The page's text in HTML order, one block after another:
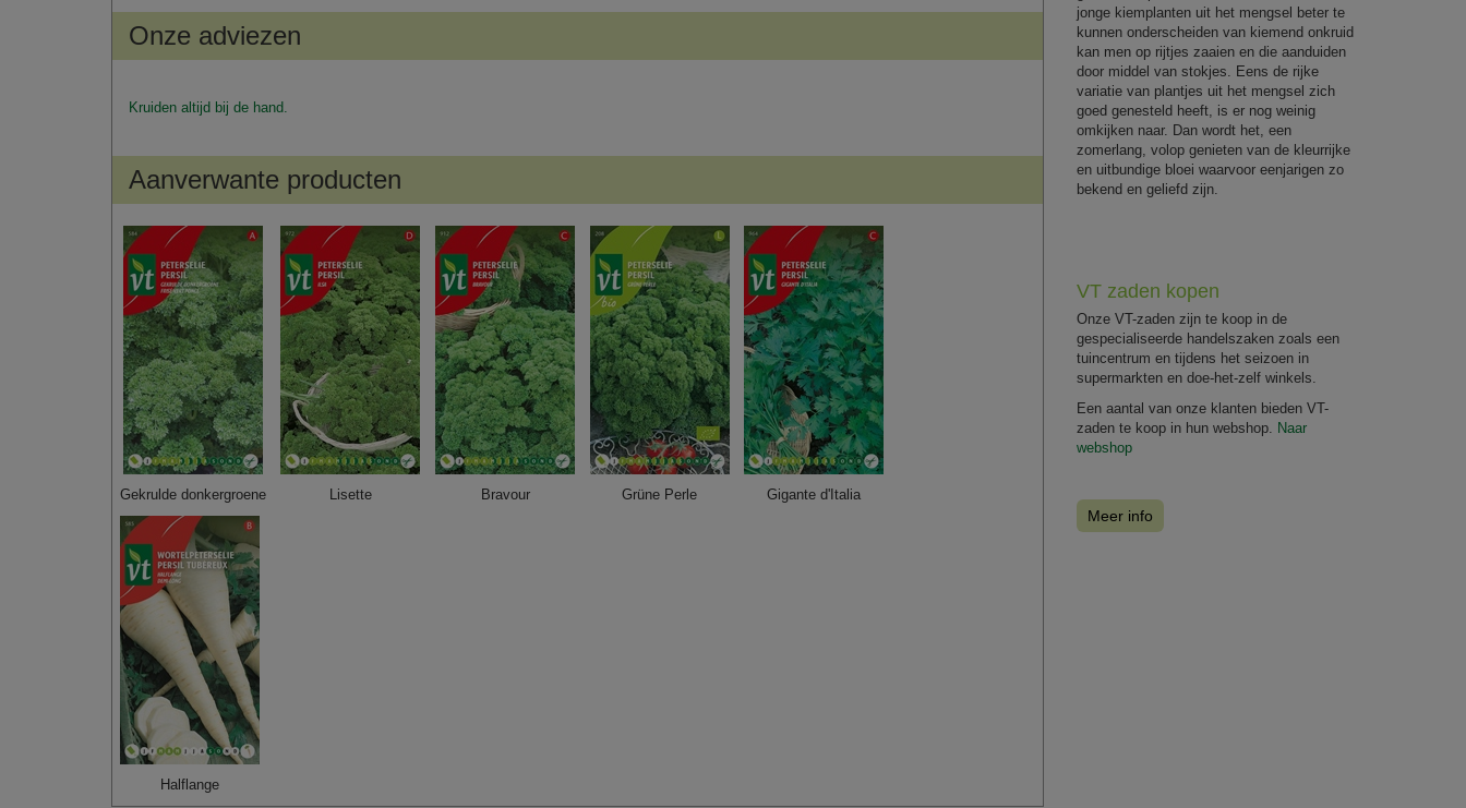
Onze adviezen
Kruiden altijd bij de hand.
Aanverwante producten
Gekrulde donkergroene Lisette Bravour Grüne Perle Gigante d'Italia
Halflange
jonge kiemplanten uit het mengsel beter te
kunnen onderscheiden van kiemend onkruid
kan men op rijtjes zaaien en die aanduiden
door middel van stokjes. Eens de rijke
variatie van plantjes uit het mengsel zich
goed genesteld heeft, is er nog weinig
omkijken naar. Dan wordt het, een
zomerlang, volop genieten van de kleurrijke
en uitbundige bloei waarvoor eenjarigen zo
bekend en geliefd zijn.
VT zaden kopen
Onze VT-zaden zijn te koop in de
gespecialiseerde handelszaken zoals een
tuincentrum en tijdens het seizoen in
supermarkten en doe-het-zelf winkels.
Een aantal van onze klanten bieden VT-
zaden te koop in hun webshop. Naar
webshop
Meer info